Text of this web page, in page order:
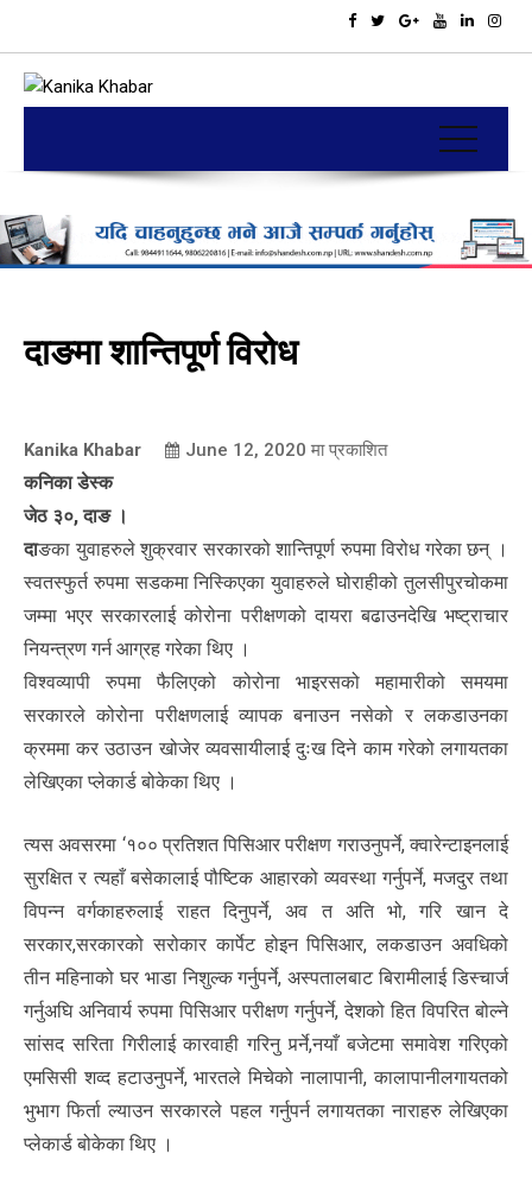
दाङमा शान्तिपूर्ण विरोध
Kanika Khabar June 12, 2020 मा प्रकाशित
कनिका डेस्क
जेठ ३०, दाङ ।
दाङका युवाहरुले शुक्रवार सरकारको शान्तिपूर्ण रुपमा विरोध गरेका छन् ।
स्वतस्फुर्त रुपमा सडकमा निस्किएका युवाहरुले घोराहीको तुलसीपुरचोकमा
जम्मा भएर सरकारलाई कोरोना परीक्षणको दायरा बढाउनदेखि भष्ट्राचार
नियन्त्रण गर्न आग्रह गरेका थिए ।
विश्वव्यापी रुपमा फैलिएको कोरोना भाइरसको महामारीको समयमा
सरकारले कोरोना परीक्षणलाई व्यापक बनाउन नसेको र लकडाउनका
क्रममा कर उठाउन खोजेर व्यवसायीलाई दुःख दिने काम गरेको लगायतका
लेखिएका प्लेकार्ड बोकेका थिए ।
त्यस अवसरमा ‘१०० प्रतिशत पिसिआर परीक्षण गराउनुपर्ने, क्वारेन्टाइनलाई
सुरक्षित र त्यहाँ बसेकालाई पौष्टिक आहारको व्यवस्था गर्नुपर्ने, मजदुर तथा
विपन्न वर्गकाहरुलाई राहत दिनुपर्ने, अव त अति भो, गरि खान दे
सरकार,सरकारको सरोकार कार्पेट होइन पिसिआर, लकडाउन अवधिको
तीन महिनाको घर भाडा निशुल्क गर्नुपर्ने, अस्पतालबाट बिरामीलाई डिस्चार्ज
गर्नुअघि अनिवार्य रुपमा पिसिआर परीक्षण गर्नुपर्ने, देशको हित विपरित बोल्ने
सांसद सरिता गिरीलाई कारवाही गरिनु पर्र्ने,नयाँ बजेटमा समावेश गरिएको
एमसिसी शव्द हटाउनुपर्ने, भारतले मिचेको नालापानी, कालापानीलगायतको
भुभाग फिर्ता ल्याउन सरकारले पहल गर्नुपर्न लगायतका नाराहरु लेखिएका
प्लेकार्ड बोकेका थिए ।